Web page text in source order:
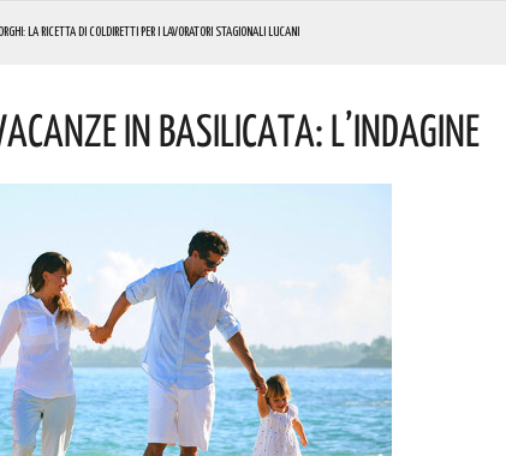
LA RICETTA DI COLDIRETTI PER I LAVORATORI STAGIONALI LUCANI
CELEBRA SAN SALVATORE! AUGURI A CHI PORTA IL SUO NOME
In Basilicata: L’indagine